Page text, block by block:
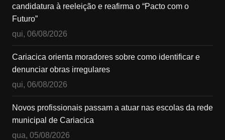
candidatura à reeleição e reafirma o “Pacto com o
Futuro”
qui, 06/08/2026
Cariacica orienta moradores sobre como identificar e
denunciar obras irregulares
qui, 06/08/2026
Novos profissionais passam a atuar nas escolas da rede
municipal de Cariacica
qua, 05/08/2026